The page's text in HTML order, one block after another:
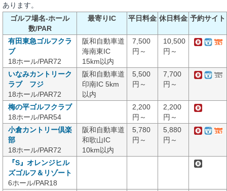
あります。
ゴルフ場名-ホール
数/PAR
最寄りIC 平日料金 休日料金 予約サイト
有田東急ゴルフクラ
ブ
18ホール/PAR72
阪和自動車道
海南東IC
15km以内
7,500
円～
10,500
円～
いなみカントリーク
ラブ フジ
18ホール/PAR72
阪和自動車道
印南IC 5km
以内
5,500
円～
7,700
円～
梅の平ゴルフクラブ
18ホール/PAR54
2,200
円～
2,200
円～
小倉カントリー倶楽
部
18ホール/PAR72
阪和自動車道
和歌山IC
10km以内
5,780
円～
5,880
円～
『S』オレンジヒル
ズゴルフ＆リゾート
6ホール/PAR18